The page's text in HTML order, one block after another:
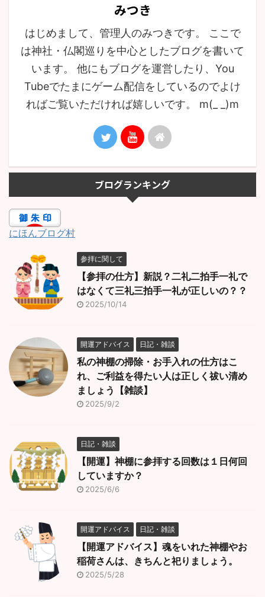
みつき
はじめまして、管理人のみつきです。 ここで
は神社・仏閣巡りを中心としたブログを書いて
います。 他にもブログを運営したり、You
Tubeでたまにゲーム配信をしているのでよけ
ればご覧いただければ嬉しいです。 m(_ _)m
ブログランキング
にほんブログ村
参拝に関して
【参拝の仕方】新説？二礼二拍手一礼で
はなくて三礼三拍手一礼が正しいの？？
2025/10/14
開運アドバイス 日記・雑談
私の神棚の掃除・お手入れの仕方はこ
れ、ご利益を得たい人は正しく祓い清め
ましょう【雑談】
2025/9/2
日記・雑談
【開運】神棚に参拝する回数は１日何回
していますか？
2025/6/6
開運アドバイス 日記・雑談
【開運アドバイス】魂をいれた神棚やお
稲荷さんは、きちんと祀りましょう。
2025/5/28